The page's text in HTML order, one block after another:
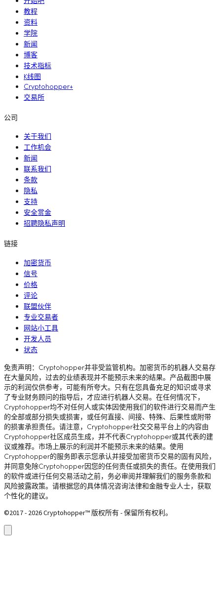
教程
资料
学院
新闻
博客
技术指标
K线图
Cryptohopper+
交易所
公司
关于我们
工作机会
新闻
联系我们
条款
隐私
支持
安全赏金
招聘隐私声明
链接
加密货币
信号
价格
评论
联盟伙伴
专业交易者
网站小工具
开发人员
状态
免责声明：Cryptohopper并非受监管机构。加密货币的机器人交易存
在大量风险，过去的业绩表现并不能预示未来的结果。产品截图中展
示的利润仅供参考，可能有所夸大。只有在您具备充足的知识或寻求
了专业财务顾问的指导后，才应进行机器人交易。在任何情况下，
Cryptohopper均不对任何人或实体因使用我们的软件进行交易而产生
的全部或部分损失或损害，或任何直接、间接、特殊、后果性或附带
的损害承担责任。请注意，Cryptohopper社交交易平台上的内容由
Cryptohopper社区成员生成，并不代表Cryptohopper或其代表的建
议或推荐。市场上展示的利润并不能预示未来的结果。使用
Cryptohopper的服务即表示您承认并接受加密货币交易的固有风险，
并同意免除Cryptohopper因您的任何责任或损失的责任。在使用我们
的软件或进行任何交易活动之前，务必审阅并理解我们的服务条款和
风险披露政策。请根据您的具体情况咨询法律和金融专业人士，获取
个性化的建议。
©2017 - 2026 Cryptohopper™ 版权所有 - 保留所有权利。